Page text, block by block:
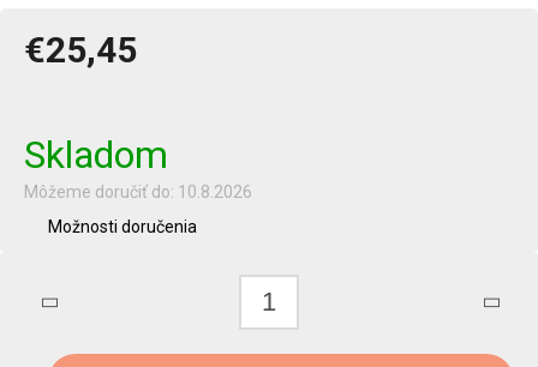
€25,45
Skladom
Môžeme doručiť do: 10.8.2026
Možnosti doručenia